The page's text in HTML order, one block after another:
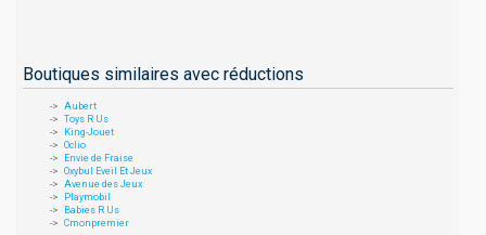
Boutiques similaires avec réductions
Aubert
Toys R Us
King-Jouet
Oclio
Envie de Fraise
Oxybul Eveil Et Jeux
Avenue des Jeux
Playmobil
Babies R Us
Cmonpremier